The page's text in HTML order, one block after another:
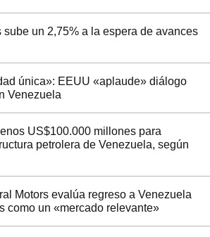
sube un 2,75% a la espera de avances
única»: EEUU «aplaude» diálogo
Venezuela
US$100.000 millones para
petrolera de Venezuela, según
Motors evalúa regreso a Venezuela
como un «mercado relevante»